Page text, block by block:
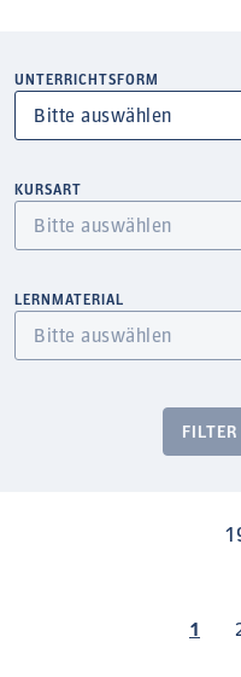
UNTERRICHTSFORM
KURSART
LERNMATERIAL
1